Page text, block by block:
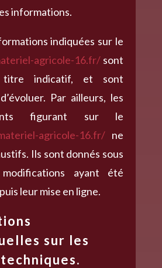
informations.
indiquées sur le
agricole-16.fr/ sont
titre indicatif, et sont
Par ailleurs, les
figurant sur le
agricole-16.fr/ne
Ils sont donnés sous
ayant été
leur mise en ligne.
sur les